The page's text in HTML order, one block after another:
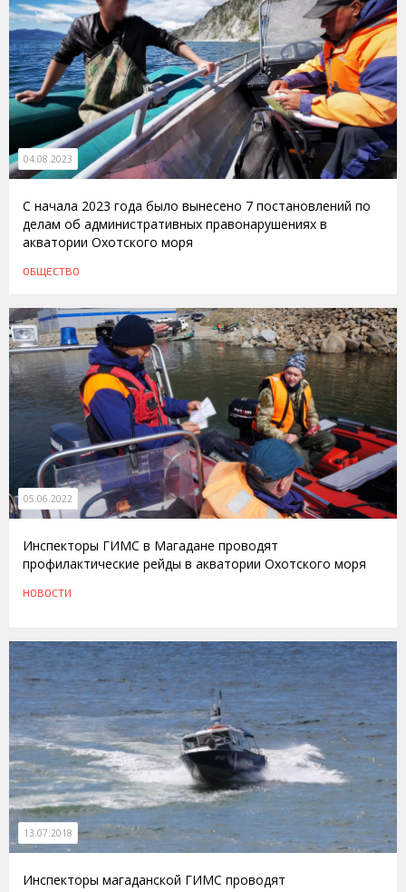
04.08.2023
С начала 2023 года было вынесено 7 постановлений по
делам об административных правонарушениях в
акватории Охотского моря
ОБЩЕСТВО
05.06.2022
Инспекторы ГИМС в Магадане проводят
профилактические рейды в акватории Охотского моря
НОВОСТИ
13.07.2018
Инспекторы магаданской ГИМС проводят